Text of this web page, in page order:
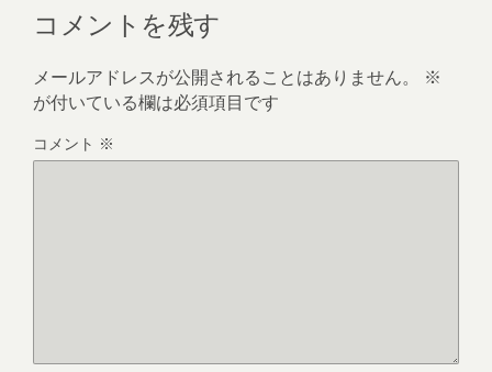
コメントを残す
メールアドレスが公開されることはありません。
※
が付いている欄は必須項目です
コメント ※